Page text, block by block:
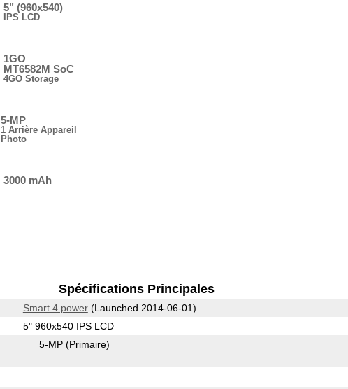
5" (960x540)
IPS LCD
1GO
MT6582M SoC
4GO Storage
5-MP
1 Arrière Appareil
Photo
3000 mAh
Spécifications Principales
Smart 4 power(Launched 2014-06-01)
5" 960x540 IPS LCD
5-MP (Primaire)